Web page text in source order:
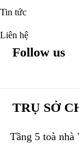
Tin tức
Liên hệ
Follow us
TRỤ SỞ
Tầng 5 toà